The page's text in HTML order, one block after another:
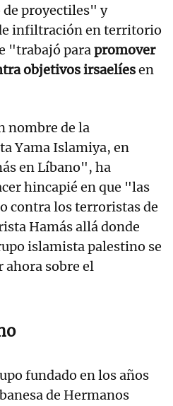
proyectiles" y
infiltración en territorio
"trabajó parapromover
objetivos irsaelíesen
nombre de la
Yama Islamiya, en
en Líbano", ha
hincapié en que "las
contra los terroristas de
Hamás allá donde
islamista palestino se
ahora sobre el
fundado en los años
de Hermanos